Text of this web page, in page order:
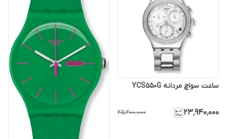
ساعت سواچ مردانه YCS550G
۲۳٬۹۴۰٬۰۰۰ ۲۵٬۲۰۰٬۰۰۰